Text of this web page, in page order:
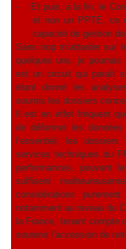
-
Et puis, à la fin, le
et non un PPTE, ce
capacité de gestion
Sans trop m’attarder sur
quelques uns, je pourrais
est un circuit qui paraît
étant donné les
soumis les dossiers
Il est en effet fréquent
de déformer les
l’essentiel, les
services techniques du
performances, peuvent
suffisent
considérations
notamment au niveau du
la France, tenant compte
soutenir l’accession de